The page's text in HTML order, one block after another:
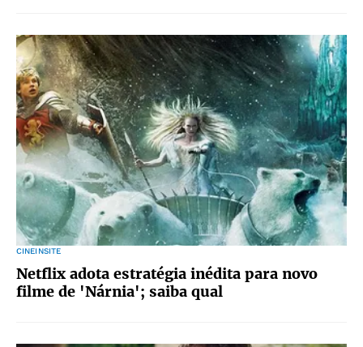
CINEINSITE
Netflix adota estratégia inédita para novo
filme de 'Nárnia'; saiba qual